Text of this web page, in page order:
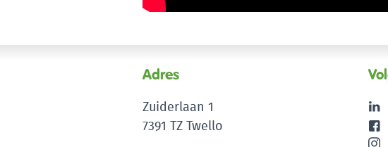
Adres
Zuiderlaan 1
7391 TZ Twello